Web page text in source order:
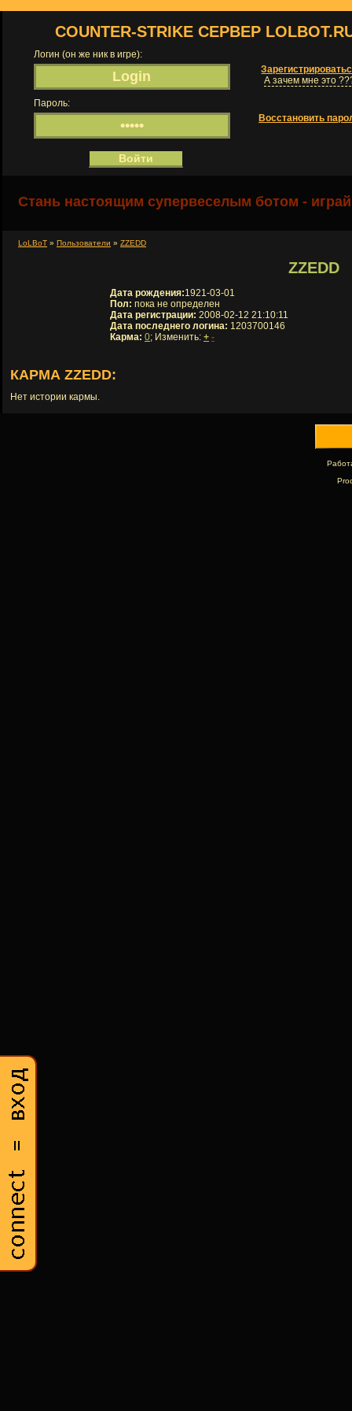
COUNTER-STRIKE СЕРВЕР
Логин (он же ник в игре):
А зачем мне это
Пароль:
Восстановить
Стань настоящим супервеселым ботом -
LoLBoT » Пользователи » ZZEDD
ZZEDD
Дата рождения:1921-03-01
Пол: пока не определен
Дата регистрации: 2008-02-12 21:10:11
Дата последнего логина: 1203700146
Карма: 0; Изменить: + -
КАРМА ZZEDD:
Нет истории кармы.